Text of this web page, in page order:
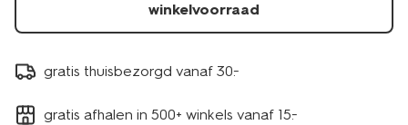
winkelvoorraad
gratis thuisbezorgd vanaf 30.-
gratis afhalen in 500+ winkels vanaf 15.-